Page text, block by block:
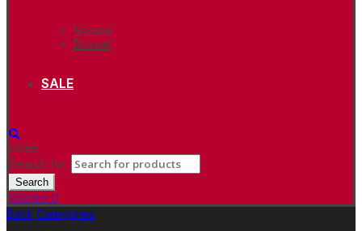
Spesial
Boxset
SALE
close
Search for:
Search
Wishlist 0
Back Categories